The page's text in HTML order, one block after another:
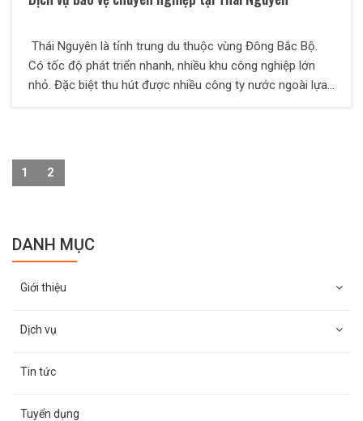
Thái Nguyên là tỉnh trung du thuộc vùng Đông Bắc Bộ.
Có tốc độ phát triển nhanh, nhiều khu công nghiệp lớn
nhỏ. Đặc biệt thu hút được nhiều công ty nước ngoài lựa
doanh nghiệp nước ngoài. Đòi hỏi cao về chất lượng dịch
cậy nhất.
1 2
DANH MỤC
Giới thiệu
Dịch vụ
Tin tức
Tuyển dụng